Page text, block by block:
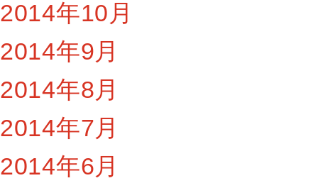
2014年10月
2014年9月
2014年8月
2014年7月
2014年6月